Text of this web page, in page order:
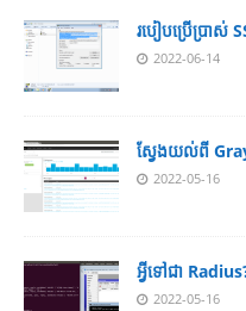
របៀបប្រើប្រាស់
2022-06-14
ស្វែងយល់ពី
2022-05-16
អ្វីទៅជា
2022-05-16